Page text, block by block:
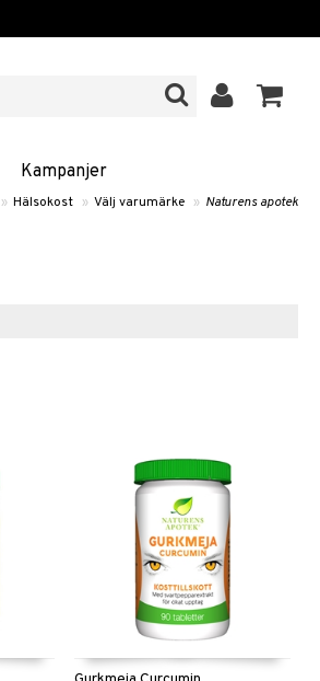
Kampanjer
» Hälsokost » Välj varumärke » Naturens apotek